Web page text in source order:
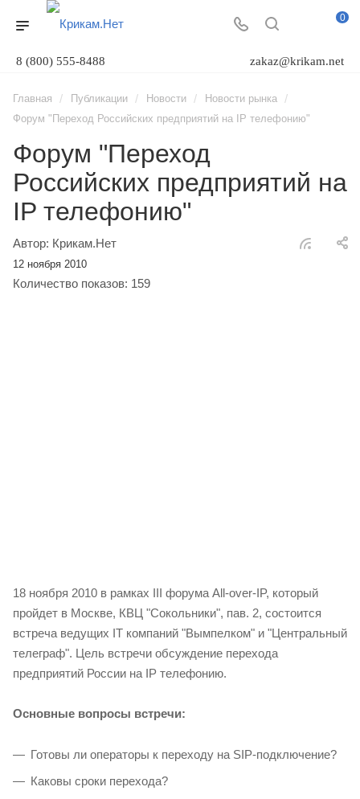
0
8 (800) 555-8488 zakaz@krikam.net
Главная / Публикации / Новости / Новости рынка /
Форум "Переход Российских предприятий на IP телефонию"
Форум "Переход
Российских предприятий на
IP телефонию"
Автор: Крикам.Нет
12 ноября 2010
Количество показов: 159
18 ноября 2010 в рамках III форума All-over-IP, который
пройдет в Москве, КВЦ "Сокольники", пав. 2, состоится
встреча ведущих IT компаний "Вымпелком" и "Центральный
телеграф". Цель встречи обсуждение перехода
предприятий России на IP телефонию.
Основные вопросы встречи:
Готовы ли операторы к переходу на SIP-подключение?
Каковы сроки перехода?